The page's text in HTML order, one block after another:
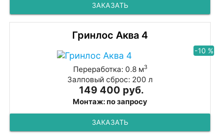
ЗАКАЗАТЬ
Гринлос Аква 4
-10 %
Переработка: 0.8 м3
Залповый сброс: 200 л
149 400 руб.
Монтаж: по запросу
ЗАКАЗАТЬ